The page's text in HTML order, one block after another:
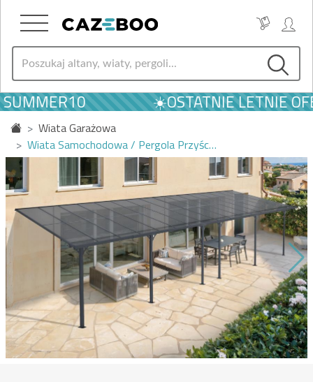
☀️OSTATNIE LETNIE
Wiata Garażowa
Wiata Samochodowa / Pergola Przyśc…